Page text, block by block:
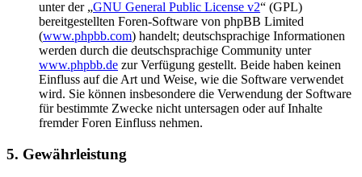
unter der „GNU General Public License v2“ (GPL)
bereitgestellten Foren-Software von phpBB Limited
(www.phpbb.com) handelt; deutschsprachige Informationen
werden durch die deutschsprachige Community unter
www.phpbb.de zur Verfügung gestellt. Beide haben keinen
Einfluss auf die Art und Weise, wie die Software verwendet
wird. Sie können insbesondere die Verwendung der Software
für bestimmte Zwecke nicht untersagen oder auf Inhalte
fremder Foren Einfluss nehmen.
5. Gewährleistung